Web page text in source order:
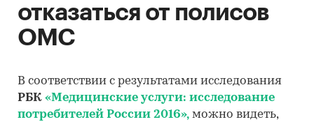
отказаться от полисов
ОМС
В соответствии с результатами исследования
РБК «Медицинские услуги: исследование
потребителей России 2016», можно видеть,